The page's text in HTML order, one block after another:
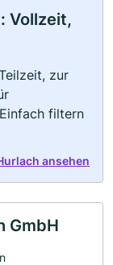
Vollzeit,
zur
filtern
ansehen
GmbH